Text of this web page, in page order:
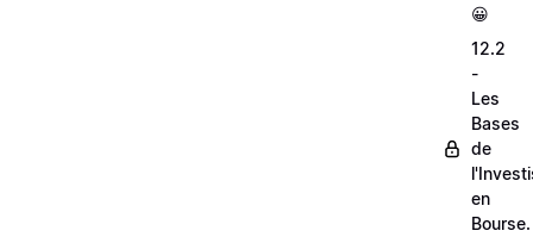
😀
12.2
-
Les
Bases
de
en
Bourse.